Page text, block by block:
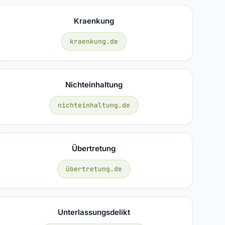
Kraenkung
kraenkung.de
Nichteinhaltung
nichteinhaltung.de
Übertretung
übertretung.de
Unterlassungsdelikt